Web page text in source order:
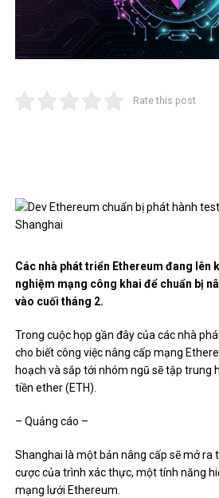
Rate this post
Các nhà phát triển Ethereum đang lên
nghiệm mạng công khai để chuẩn bị
vào cuối tháng 2.
Trong cuộc họp gần đây của các nhà
cho biết công việc nâng cấp mạng
hoạch và sắp tới nhóm ngũ sẽ tập trung
tiền ether (ETH).
– Quảng cáo –
Shanghai là một bản nâng cấp sẽ mở ra
cược của trình xác thực, một tính năng
mạng lưới Ethereum.